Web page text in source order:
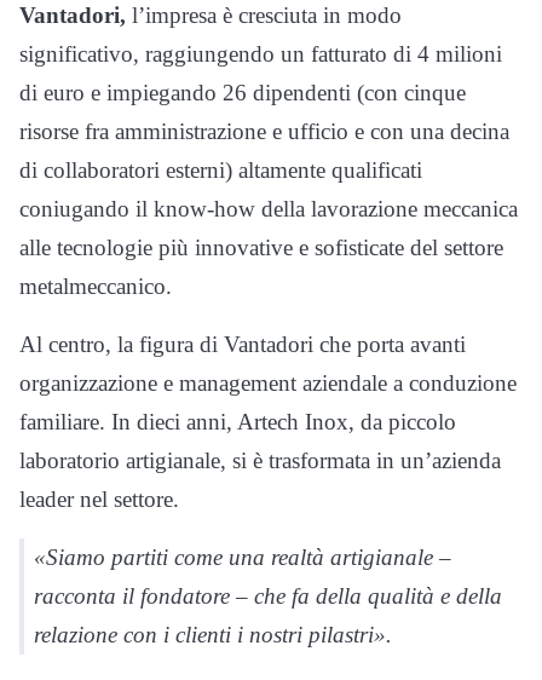
Vantadori, l’impresa è cresciuta in modo
significativo, raggiungendo un fatturato di 4 milioni
di euro e impiegando 26 dipendenti (con cinque
risorse fra amministrazione e ufficio e con una decina
di collaboratori esterni) altamente qualificati
coniugando il know-how della lavorazione meccanica
alle tecnologie più innovative e sofisticate del settore
metalmeccanico.
Al centro, la figura di Vantadori che porta avanti
organizzazione e management aziendale a conduzione
familiare. In dieci anni, Artech Inox, da piccolo
laboratorio artigianale, si è trasformata in un’azienda
leader nel settore.
«Siamo partiti come una realtà artigianale –
racconta il fondatore – che fa della qualità e della
relazione con i clienti i nostri pilastri».